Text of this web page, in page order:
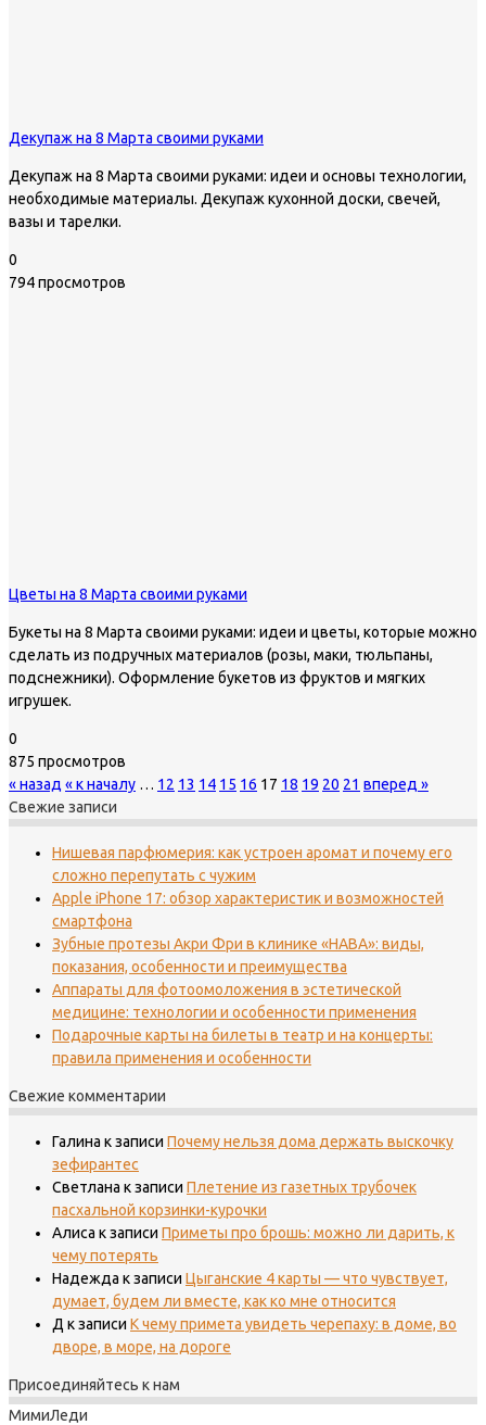
Декупаж на 8 Марта своими руками
Декупаж на 8 Марта своими руками: идеи и основы технологии,
необходимые материалы. Декупаж кухонной доски, свечей,
вазы и тарелки.
0
794 просмотров
Цветы на 8 Марта своими руками
Букеты на 8 Марта своими руками: идеи и цветы, которые можно
сделать из подручных материалов (розы, маки, тюльпаны,
подснежники). Оформление букетов из фруктов и мягких
игрушек.
0
875 просмотров
« назад « к началу … 12 13 14 15 16 17 18 19 20 21 вперед »
Свежие записи
Нишевая парфюмерия: как устроен аромат и почему его
сложно перепутать с чужим
Apple iPhone 17: обзор характеристик и возможностей
смартфона
Зубные протезы Акри Фри в клинике «НАВА»: виды,
показания, особенности и преимущества
Аппараты для фотоомоложения в эстетической
медицине: технологии и особенности применения
Подарочные карты на билеты в театр и на концерты:
правила применения и особенности
Свежие комментарии
Галина к записи Почему нельзя дома держать выскочку
зефирантес
Светлана к записи Плетение из газетных трубочек
пасхальной корзинки-курочки
Алиса к записи Приметы про брошь: можно ли дарить, к
чему потерять
Надежда к записи Цыганские 4 карты — что чувствует,
думает, будем ли вместе, как ко мне относится
Д к записи К чему примета увидеть черепаху: в доме, во
дворе, в море, на дороге
Присоединяйтесь к нам
МимиЛеди